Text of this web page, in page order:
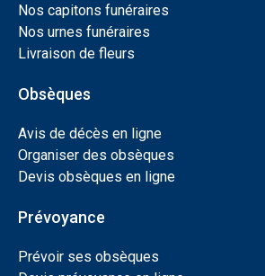
Nos capitons funéraires
Nos urnes funéraires
Livraison de fleurs
Obsèques
Avis de décès en ligne
Organiser des obsèques
Devis obsèques en ligne
Prévoyance
Prévoir ses obsèques